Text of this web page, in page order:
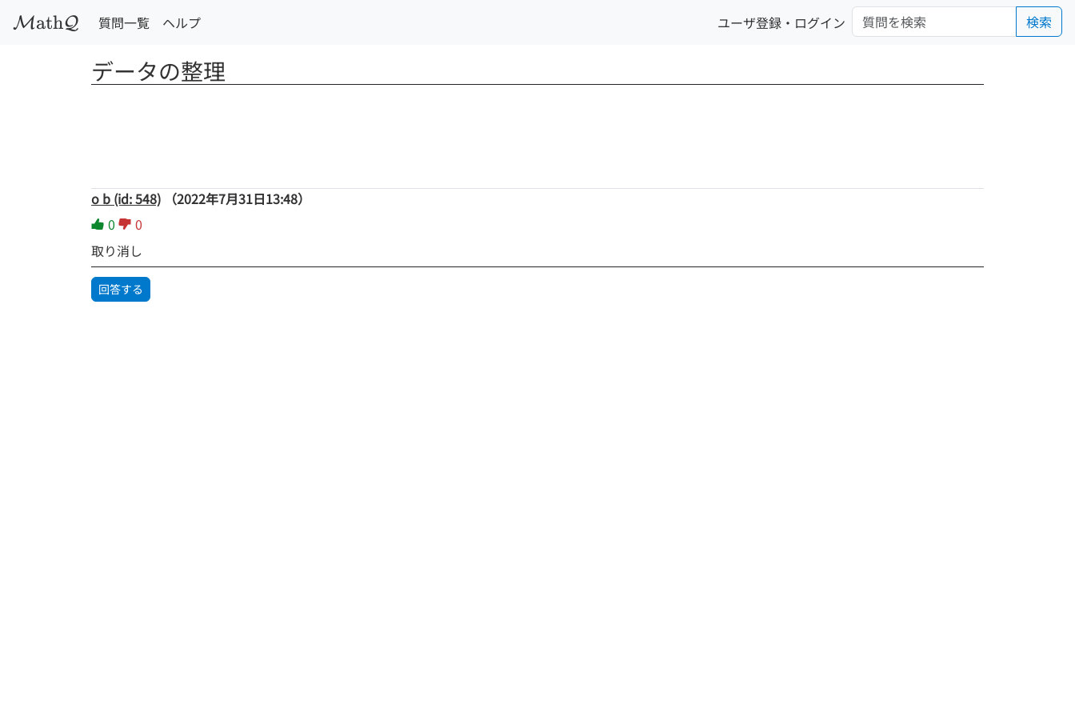
MathQ 質問一覧 ヘルプ ユーザ登録・ログイン 検索
データの整理
o b (id: 548)
（2022年7月31日13:48）
0
0
取り消し
回答する